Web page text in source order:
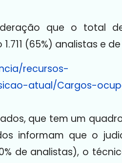
que o total
(65%) analistas e
recursos-
atual/Cargos-
que tem um
informam que o
de analistas), o